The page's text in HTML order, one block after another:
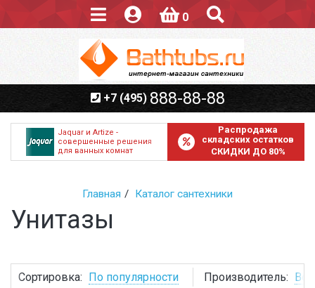
0
+7 (495) 888-88-88
Распродажа
складских остатков
СКИДКИ ДО 80%
Jaquar и Artize -
совершенные решения
для ванных комнат
Главная Каталог сантехники
Унитазы
Сортировка: По популярности Производитель: Все